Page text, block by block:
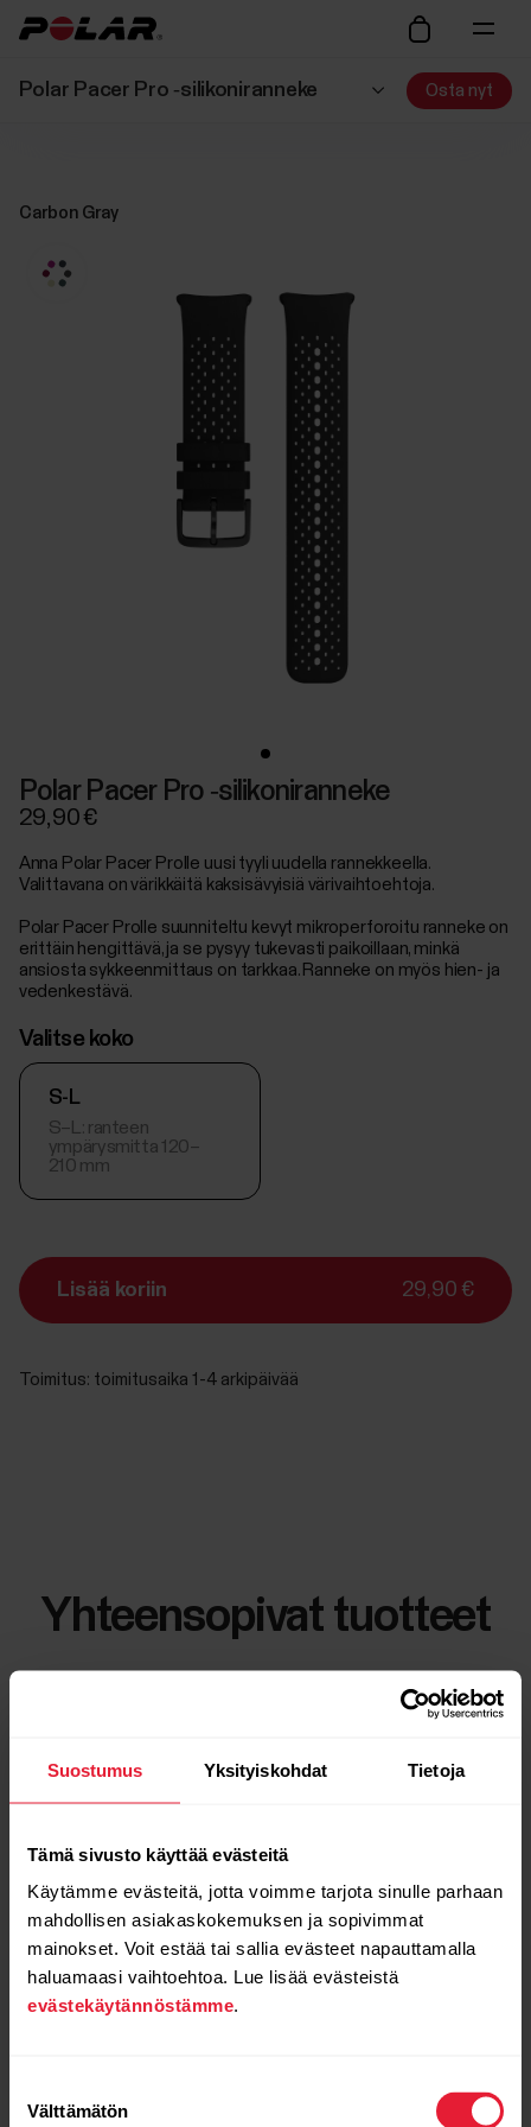
Suostumus Yksityiskohdat Tietoja
Tämä sivusto käyttää evästeitä
Käytämme evästeitä, jotta voimme tarjota sinulle parhaan
mahdollisen asiakaskokemuksen ja sopivimmat
mainokset. Voit estää tai sallia evästeet napauttamalla
haluamaasi vaihtoehtoa. Lue lisää evästeistä
evästekäytännöstämme.
valinta
Välttämätön
Polar Pacer Pro ‑silikoniranneke Osta nyt
Carbon Gray
Polar Pacer Pro ‑silikoniranneke
29,90 €
Anna Polar Pacer Prolle uusi tyyli uudella rannekkeella.
Valittavana on värikkäitä kaksisävyisiä värivaihtoehtoja.
Polar Pacer Prolle suunniteltu kevyt mikroperforoitu ranneke on
erittäin hengittävä, ja se pysyy tukevasti paikoillaan, minkä
ansiosta sykkeenmittaus on tarkkaa. Ranneke on myös hien- ja
vedenkestävä.
Valitse koko
S-L
S–L: ranteen
ympärysmitta 120–
210 mm
Lisää koriin 29,90 €
Toimitus: toimitusaika 1-4 arkipäivää
Yhteensopivat tuotteet